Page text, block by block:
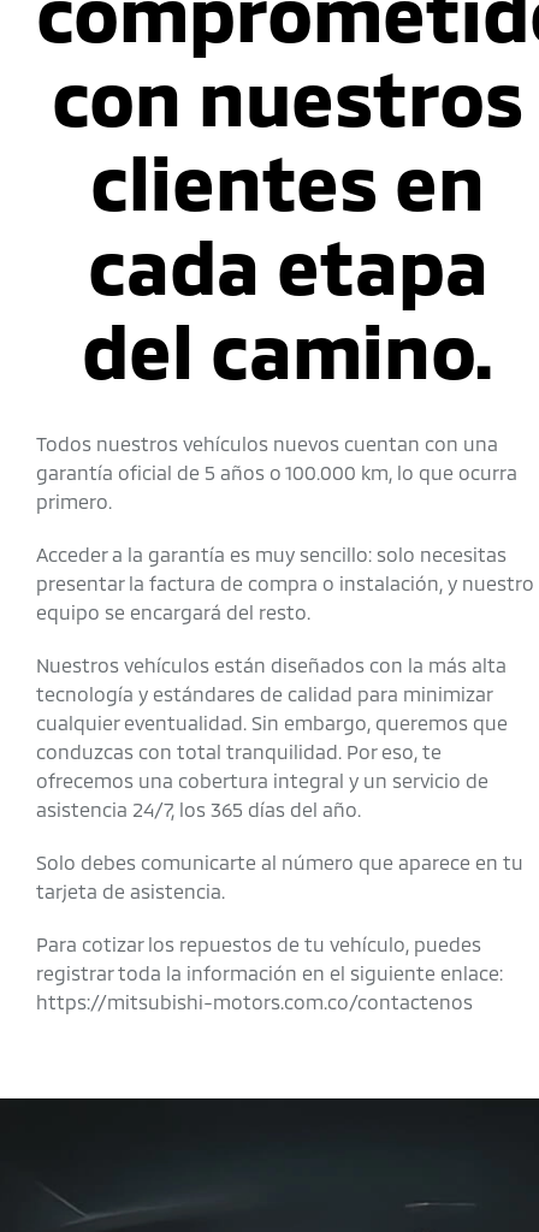
con nuestros
clientes en
cada etapa
del camino.
Todos nuestros vehículos nuevos cuentan con una
garantía oficial de 5 años o 100.000 km, lo que ocurra
primero.
Acceder a la garantía es muy sencillo: solo necesitas
presentar la factura de compra o instalación, y nuestro
equipo se encargará del resto.
Nuestros vehículos están diseñados con la más alta
tecnología y estándares de calidad para minimizar
cualquier eventualidad. Sin embargo, queremos que
conduzcas con total tranquilidad. Por eso, te
ofrecemos una cobertura integral y un servicio de
asistencia 24/7, los 365 días del año.
Solo debes comunicarte al número que aparece en tu
tarjeta de asistencia.
Para cotizar los repuestos de tu vehículo, puedes
registrar toda la información en el siguiente enlace:
https://mitsubishi-motors.com.co/contactenos